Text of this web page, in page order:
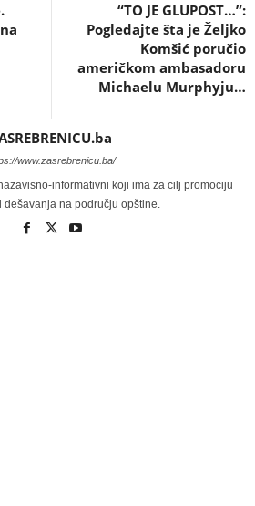
“TO JE GLUPOST…”:
Pogledajte šta je Željko
Komšić poručio
američkom ambasadoru
Michaelu Murphyju…
www.zasrebrenicu.ba/
informativni koji ima za cilj promociju
dešavanja na području opštine.